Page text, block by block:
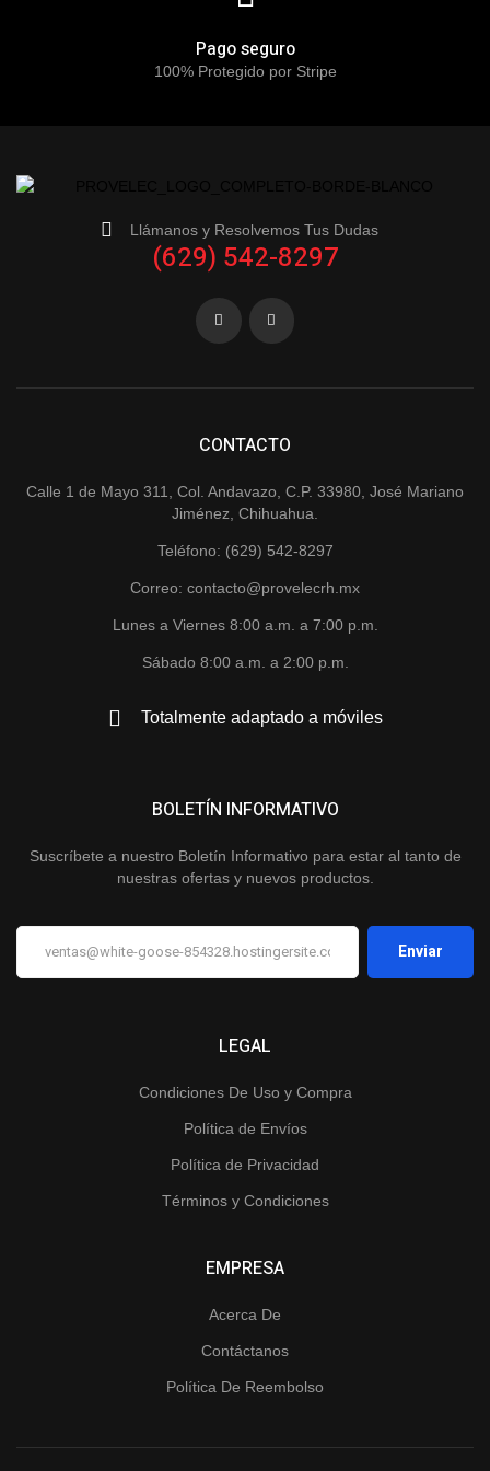
Pago seguro
100% Protegido por Stripe
Llámanos y Resolvemos Tus Dudas
(629) 542-8297
CONTACTO
Calle 1 de Mayo 311, Col. Andavazo, C.P. 33980, José Mariano
Jiménez, Chihuahua.
Teléfono: (629) 542-8297
Correo: contacto@provelecrh.mx
Lunes a Viernes 8:00 a.m. a 7:00 p.m.
Sábado 8:00 a.m. a 2:00 p.m.
Totalmente adaptado a móviles
LEGAL
Condiciones De Uso y Compra
Política de Envíos
Política de Privacidad
Términos y Condiciones
EMPRESA
Acerca De
Contáctanos
Política De Reembolso
BOLETÍN INFORMATIVO
Suscríbete a nuestro Boletín Informativo para estar al tanto de
nuestras ofertas y nuevos productos.